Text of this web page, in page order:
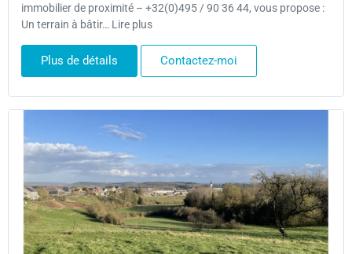
immobilier de proximité – +32(0)495 / 90 36 44, vous propose :
Un terrain à bâtir… Lire plus
Plus de détails Contactez-moi